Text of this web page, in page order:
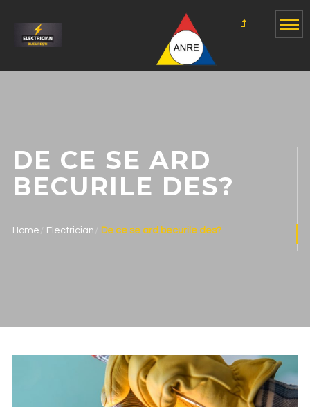
DE CE SE ARD
BECURILE DES?
Home Electrician De ce se ard becurile des?